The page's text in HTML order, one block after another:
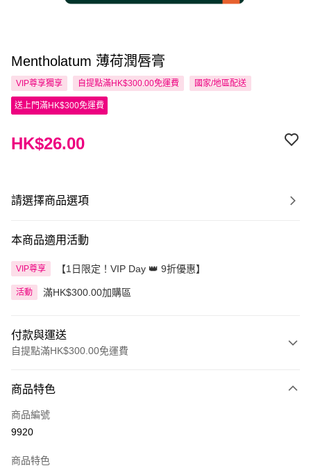
Mentholatum 薄荷潤唇膏
VIP尊享獨享 自提點滿HK$300.00免運費 國家/地區配送
送上門滿HK$300免運費
HK$26.00
請選擇商品選項
本商品適用活動
VIP尊享 【1日限定！VIP Day 👑 9折優惠】
活動 滿HK$300.00加購區
付款與運送
自提點滿HK$300.00免運費
信用卡
Apple Pay
商品特色
商品編號
9920
商品特色